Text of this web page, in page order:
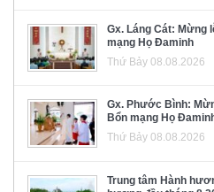
Gx. Láng Cát: Mừng
mạng Họ Đaminh
Thứ Bảy 08.08.2026
Gx. Phước Bình:
Bổn mạng Họ
Thứ Bảy 08.08.2026
Trung tâm Hành